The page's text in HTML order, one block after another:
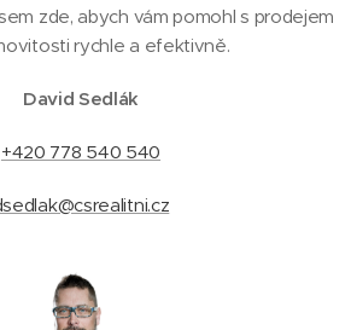
zde, abych vám pomohl s prodejem
rychle a efektivně.
David Sedlák
+420 778 540 540